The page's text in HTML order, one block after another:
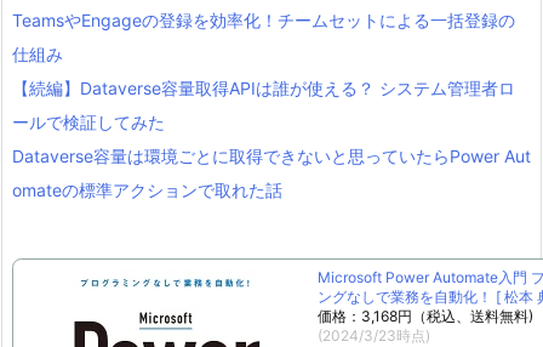
TeamsやEngageの登録を効率化！チームセットによる一括登録の
仕組み
【続編】Dataverse容量取得APIは誰が使える？ システム管理者ロ
ールで検証してみた
Dataverse容量は環境ごとに取得できないと思っていたらPower Aut
omateの標準アクションで取れた話
Microsoft Power Automate入門
ングなしで業務を自動化！ [ 松本
価格：3,168円（税込、送料無料)
(2024/3/23時点)